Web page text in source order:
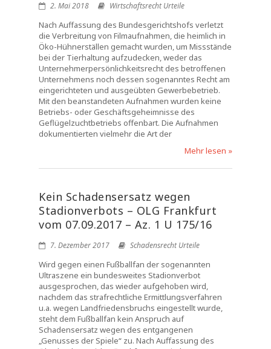
2. Mai 2018 Wirtschaftsrecht Urteile
Nach Auffassung des Bundesgerichtshofs verletzt
die Verbreitung von Filmaufnahmen, die heimlich in
Öko-Hühnerställen gemacht wurden, um Missstände
bei der Tierhaltung aufzudecken, weder das
Unternehmerpersönlichkeitsrecht des betroffenen
Unternehmens noch dessen sogenanntes Recht am
eingerichteten und ausgeübten Gewerbebetrieb.
Mit den beanstandeten Aufnahmen wurden keine
Betriebs- oder Geschäftsgeheimnisse des
Geflügelzuchtbetriebs offenbart. Die Aufnahmen
dokumentierten vielmehr die Art der
Mehr lesen »
Kein Schadensersatz wegen
Stadionverbots – OLG Frankfurt
vom 07.09.2017 – Az. 1 U 175/16
7. Dezember 2017 Schadensrecht Urteile
Wird gegen einen Fußballfan der sogenannten
Ultraszene ein bundesweites Stadionverbot
ausgesprochen, das wieder aufgehoben wird,
nachdem das strafrechtliche Ermittlungsverfahren
u.a. wegen Landfriedensbruchs eingestellt wurde,
steht dem Fußballfan kein Anspruch auf
Schadensersatz wegen des entgangenen
„Genusses der Spiele“ zu. Nach Auffassung des